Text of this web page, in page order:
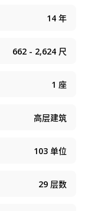
14 年
662 - 2,624 尺
1 座
高层建筑
103 单位
29 层数